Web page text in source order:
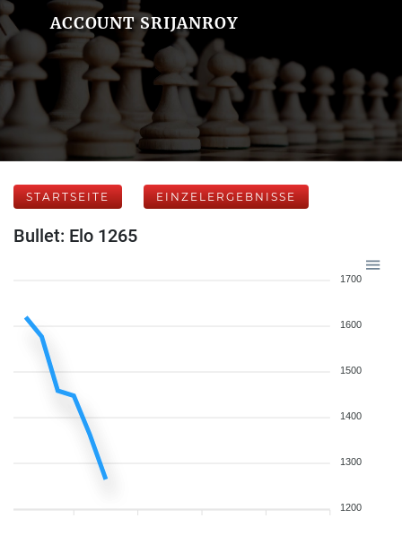
ACCOUNT SRIJANROY
STARTSEITE EINZELERGEBNISSE
Bullet: Elo 1265
1700
1600
1500
1400
1300
1200